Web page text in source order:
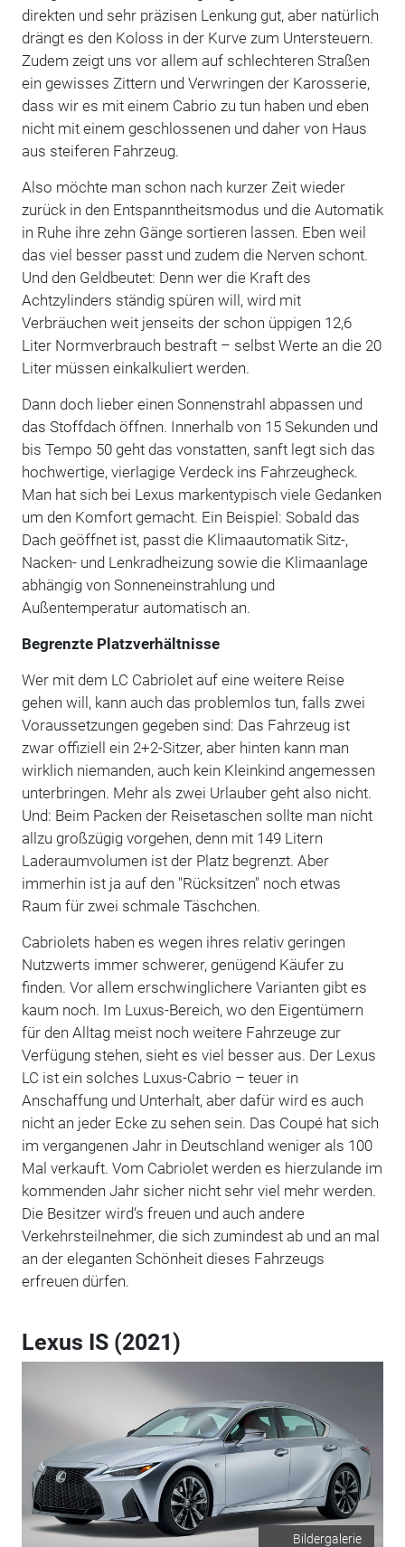
direkten und sehr präzisen Lenkung gut, aber natürlich
drängt es den Koloss in der Kurve zum Untersteuern.
Zudem zeigt uns vor allem auf schlechteren Straßen
ein gewisses Zittern und Verwringen der Karosserie,
dass wir es mit einem Cabrio zu tun haben und eben
nicht mit einem geschlossenen und daher von Haus
aus steiferen Fahrzeug.
Also möchte man schon nach kurzer Zeit wieder
zurück in den Entspanntheitsmodus und die Automatik
in Ruhe ihre zehn Gänge sortieren lassen. Eben weil
das viel besser passt und zudem die Nerven schont.
Und den Geldbeutet: Denn wer die Kraft des
Achtzylinders ständig spüren will, wird mit
Verbräuchen weit jenseits der schon üppigen 12,6
Liter Normverbrauch bestraft – selbst Werte an die 20
Liter müssen einkalkuliert werden.
Dann doch lieber einen Sonnenstrahl abpassen und
das Stoffdach öffnen. Innerhalb von 15 Sekunden und
bis Tempo 50 geht das vonstatten, sanft legt sich das
hochwertige, vierlagige Verdeck ins Fahrzeugheck.
Man hat sich bei Lexus markentypisch viele Gedanken
um den Komfort gemacht. Ein Beispiel: Sobald das
Dach geöffnet ist, passt die Klimaautomatik Sitz-,
Nacken- und Lenkradheizung sowie die Klimaanlage
abhängig von Sonneneinstrahlung und
Außentemperatur automatisch an.
Begrenzte Platzverhältnisse
Wer mit dem LC Cabriolet auf eine weitere Reise
gehen will, kann auch das problemlos tun, falls zwei
Voraussetzungen gegeben sind: Das Fahrzeug ist
zwar offiziell ein 2+2-Sitzer, aber hinten kann man
wirklich niemanden, auch kein Kleinkind angemessen
unterbringen. Mehr als zwei Urlauber geht also nicht.
Und: Beim Packen der Reisetaschen sollte man nicht
allzu großzügig vorgehen, denn mit 149 Litern
Laderaumvolumen ist der Platz begrenzt. Aber
immerhin ist ja auf den "Rücksitzen" noch etwas
Raum für zwei schmale Täschchen.
Cabriolets haben es wegen ihres relativ geringen
Nutzwerts immer schwerer, genügend Käufer zu
finden. Vor allem erschwinglichere Varianten gibt es
kaum noch. Im Luxus-Bereich, wo den Eigentümern
für den Alltag meist noch weitere Fahrzeuge zur
Verfügung stehen, sieht es viel besser aus. Der Lexus
LC ist ein solches Luxus-Cabrio – teuer in
Anschaffung und Unterhalt, aber dafür wird es auch
nicht an jeder Ecke zu sehen sein. Das Coupé hat sich
im vergangenen Jahr in Deutschland weniger als 100
Mal verkauft. Vom Cabriolet werden es hierzulande im
kommenden Jahr sicher nicht sehr viel mehr werden.
Die Besitzer wird‘s freuen und auch andere
Verkehrsteilnehmer, die sich zumindest ab und an mal
an der eleganten Schönheit dieses Fahrzeugs
erfreuen dürfen.
Lexus IS (2021)
Bildergalerie